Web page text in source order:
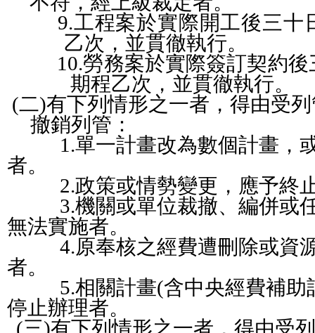
9.工程案於實際開工後三十
乙次，並貫徹執行。
10.勞務案於實際簽訂契約後
期程乙次，並貫徹執行。
(二)有下列情形之一者，得由受
撤銷列管：
1.單一計畫改為數個計畫，
者。
2.政策或情勢變更，應予終
3.機關或單位裁撤、編併或
無法實施者。
4.原奉核之經費遭刪除或資
者。
5.相關計畫(含中央經費補助
停止辦理者。
(三)有下列情形之一者，得由受